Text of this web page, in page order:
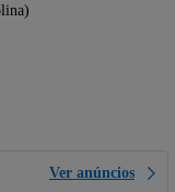
Ver anúncios